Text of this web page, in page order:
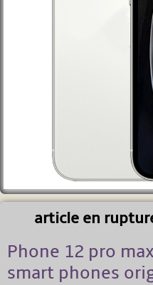
article en
Phone 12 pro
smart phones